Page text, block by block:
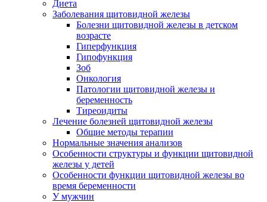
Диета
Заболевания щитовидной железы
Болезни щитовидной железы в детском
возрасте
Гиперфункция
Гипофункция
Зоб
Онкология
Патологии щитовидной железы и
беременность
Тиреоидиты
Лечение болезней щитовидной железы
Общие методы терапии
Нормальные значения анализов
Особенности структуры и функции щитовидной
железы у детей
Особенности функции щитовидной железы во
время беременности
У мужчин